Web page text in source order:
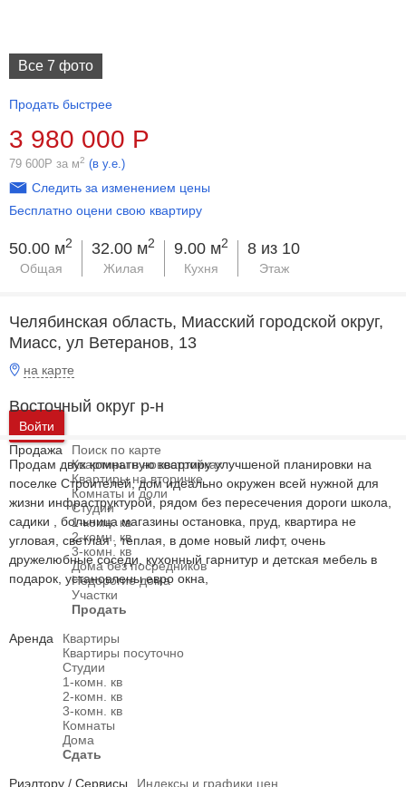
Войти
Продажа
Поиск по карте
Квартиры в новостройках
Квартиры на вторичке
Комнаты и доли
Студии
1-комн. кв
2-комн. кв
3-комн. кв
Дома без посредников
Недорогие дома
Участки
Продать
Аренда
Квартиры
Квартиры посуточно
Студии
1-комн. кв
2-комн. кв
3-комн. кв
Комнаты
Дома
Сдать
Риэлтору / Сервисы
Индексы и графики цен
Все 7 фото
Продать быстрее
3 980 000 Р
79 600Р за м2 (в у.е.)
Следить за изменением цены
Бесплатно оцени свою квартиру
50.00 м2
Общая
32.00 м2
Жилая
9.00 м2
Кухня
8 из 10
Этаж
Челябинская область, Миасский городской округ,
Миасс, ул Ветеранов, 13
на карте
Восточный округ р-н
Продам двух комнатную квартиру улучшеной планировки на
поселке Строителей, дом идеально окружен всей нужной для
жизни инфраструктурой, рядом без пересечения дороги школа,
садики , больница магазины остановка, пруд, квартира не
угловая, светлая , теплая, в доме новый лифт, очень
дружелюбные соседи, кухонный гарнитур и детская мебель в
подарок, установлены евро окна,